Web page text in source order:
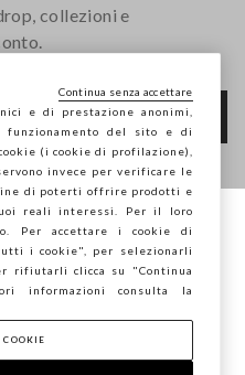
collezioni e
Italia, vuoi
e di prestazione anonimi,
del sito e di
(i cookie di profilazione),
invece per verificare le
di poterti offrire prodotti e
reali interessi. Per il loro
Per accettare i cookie di
i cookie", per selezionarli
rifiutarli clicca su "Continua
informazioni consulta la
COOKIE
Continua senza accettare